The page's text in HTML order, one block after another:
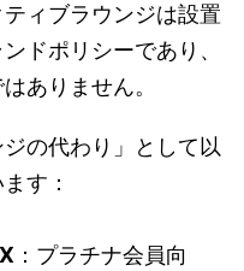
ィブラウンジは設置
ドポリシーであり、
ありません。
の代わり」として以
す：
：プラチナ会員向